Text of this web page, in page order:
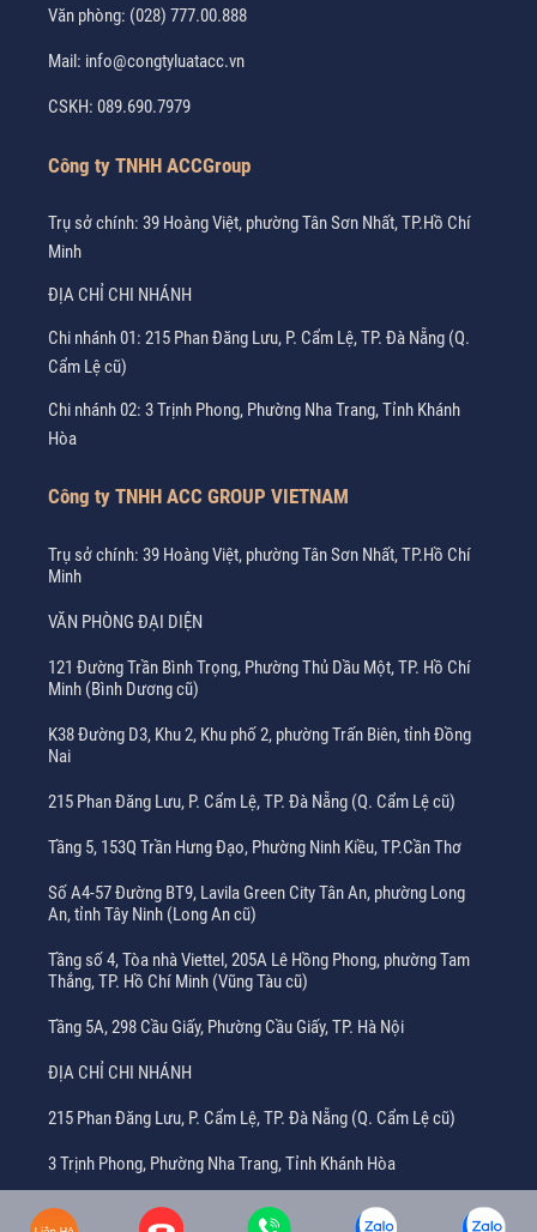
Văn phòng: (028) 777.00.888
Mail: info@congtyluatacc.vn
CSKH: 089.690.7979
Công ty TNHH ACCGroup
Trụ sở chính: 39 Hoàng Việt, phường Tân Sơn Nhất, TP.Hồ Chí
Minh
ĐỊA CHỈ CHI NHÁNH
Chi nhánh 01: 215 Phan Đăng Lưu, P. Cẩm Lệ, TP. Đà Nẵng (Q.
Cẩm Lệ cũ)
Chi nhánh 02: 3 Trịnh Phong, Phường Nha Trang, Tỉnh Khánh
Hòa
Công ty TNHH ACC GROUP VIETNAM
Trụ sở chính: 39 Hoàng Việt, phường Tân Sơn Nhất, TP.Hồ Chí
Minh
VĂN PHÒNG ĐẠI DIỆN
121 Đường Trần Bình Trọng, Phường Thủ Dầu Một, TP. Hồ Chí
Minh (Bình Dương cũ)
K38 Đường D3, Khu 2, Khu phố 2, phường Trấn Biên, tỉnh Đồng
Nai
215 Phan Đăng Lưu, P. Cẩm Lệ, TP. Đà Nẵng (Q. Cẩm Lệ cũ)
Tầng 5, 153Q Trần Hưng Đạo, Phường Ninh Kiều, TP.Cần Thơ
Số A4-57 Đường BT9, Lavila Green City Tân An, phường Long
An, tỉnh Tây Ninh (Long An cũ)
Tầng số 4, Tòa nhà Viettel, 205A Lê Hồng Phong, phường Tam
Thắng, TP. Hồ Chí Minh (Vũng Tàu cũ)
Tầng 5A, 298 Cầu Giấy, Phường Cầu Giấy, TP. Hà Nội
ĐỊA CHỈ CHI NHÁNH
215 Phan Đăng Lưu, P. Cẩm Lệ, TP. Đà Nẵng (Q. Cẩm Lệ cũ)
3 Trịnh Phong, Phường Nha Trang, Tỉnh Khánh Hòa